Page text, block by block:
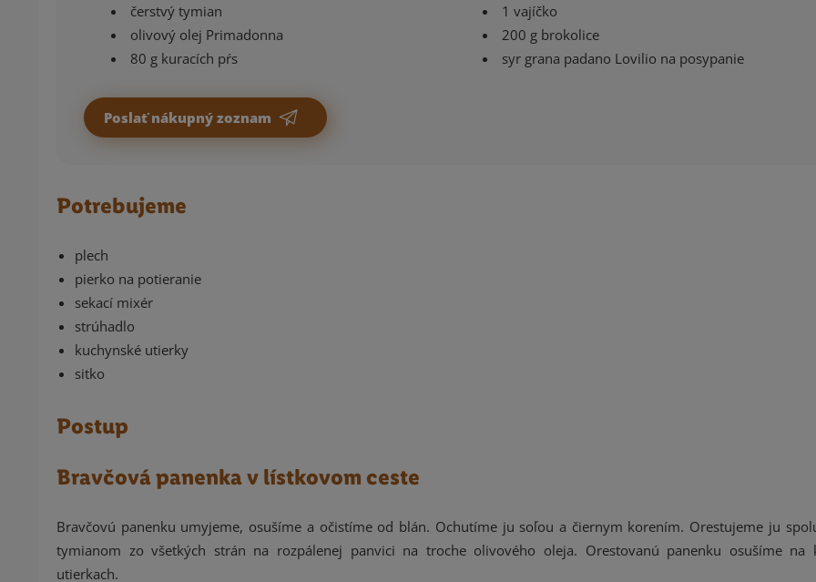
čerstvý tymian
olivový olej Primadonna
80 g kuracích pŕs
1 vajíčko
200 g brokolice
syr grana padano Lovilio na posypanie
Poslať nákupný zoznam
Potrebujeme
plech
pierko na potieranie
sekací mixér
strúhadlo
kuchynské utierky
sitko
Postup
Bravčová panenka v lístkovom ceste
Bravčovú panenku umyjeme, osušíme a očistíme od blán. Ochutíme ju soľou a čiernym korením. Orestujeme ju
tymianom zo všetkých strán na rozpálenej panvici na troche olivového oleja. Orestovanú panenku osušíme na
utierkach.